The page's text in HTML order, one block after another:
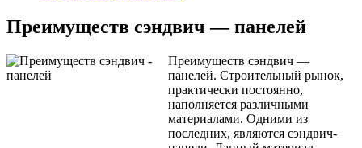
Преимуществ сэндвич — панелей
Преимуществ сэндвич —
панелей. Строительный рынок,
практически постоянно,
наполняется различными
материалами. Одними из
последних, являются сэндвич-